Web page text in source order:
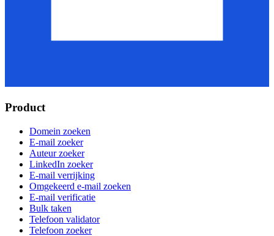
Product
Domein zoeken
E-mail zoeker
Auteur zoeker
LinkedIn zoeker
E-mail verrijking
Omgekeerd e-mail zoeken
E-mail verificatie
Bulk taken
Telefoon validator
Telefoon zoeker